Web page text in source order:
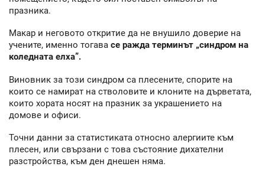
празника.
Макар и неговото откритие да не внушило доверие на
учените, именно тогава се ражда терминът „синдром на
коледната елха”.
Виновник за този синдром са плесените, спорите на
които се намират на стволовите и клоните на дърветата,
които хората носят на празник за украшението на
домове и офиси.
Точни данни за статистиката относно алергиите към
плесен, или свързани с това състояние дихателни
разстройства, към ден днешен няма.